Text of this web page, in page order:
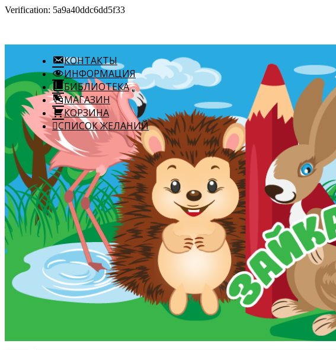
Verification: 5a9a40ddc6dd5f33
КОНТАКТЫ
ИНФОРМАЦИЯ
БИБЛИОТЕКА
МАГАЗИН
КОРЗИНА
СПИСОК ЖЕЛАНИЙ